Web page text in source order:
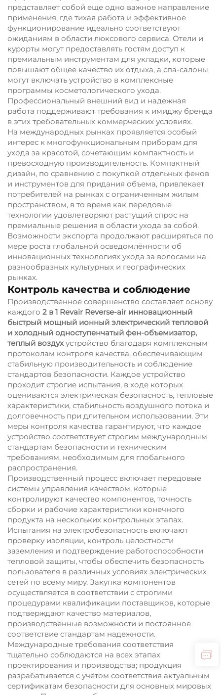
представляет собой еще одно важное направление
применения, где тихая работа и эффективное
функционирование идеально соответствуют
ожиданиям в области люксового сервиса. Отели и
курорты могут предоставлять гостям доступ к
премиальным инструментам для укладки, которые
повышают общее качество их отдыха, а спа-салоны
могут включать устройство в комплексные
программы косметологического ухода.
Профессиональный внешний вид и надежная
работа поддерживают требования к имиджу бренда
в этих требовательных коммерческих условиях.
На международных рынках проявляется особый
интерес к многофункциональным приборам для
ухода за красотой, сочетающим компактность и
превосходную производительность. Компактный
дизайн, по сравнению с покупкой отдельных фенов
и инструментов для придания объема, привлекает
потребителей на рынках с ограниченным жилым
пространством, в то время как передовые
технологии удовлетворяют растущий спрос на
премиальные решения в области ухода за собой.
Возможности экспорта продолжают расширяться по
мере роста глобальной осведомлённости об
инновационных технологиях ухода за волосами на
разнообразных культурных и географических
рынках.
Контроль качества и соблюдение
Производственное совершенство составляет основу
каждого 2 в 1 Revair Reverse-air инновационный
быстрый мощный ионный электрический тепловой
и холодный одноступенчатый фен-объемизатор,
теплый воздух устройство благодаря комплексным
протоколам контроля качества, обеспечивающим
стабильную производительность и соблюдение
стандартов безопасности. Каждое устройство
проходит строгие испытания, в ходе которых
оцениваются электрическая безопасность, тепловые
характеристики, стабильность воздушного потока и
долговечность при длительном использовании. Эти
меры контроля качества гарантируют, что каждое
устройство соответствует строгим международным
стандартам безопасности и техническим
требованиям, необходимым для глобального
распространения.
Производственный процесс включает передовые
системы управления качеством, которые
контролируют качество компонентов, точность
сборки и рабочие характеристики конечного
продукта на нескольких контрольных этапах.
Испытания на электробезопасность включают
проверку изоляции, контроль целостности
заземления и подтверждение работоспособности
тепловой защиты, чтобы обеспечить безопасность
пользователя в различных условиях электрических
сетей по всему миру. Закупка компонентов
осуществляется в соответствии с строгими
процедурами квалификации поставщиков, которые
подтверждают качество материалов,
производственные возможности и постоянное
соответствие стандартам надежности.
Международные требования соответствия
тщательно соблюдаются на всех этапах
проектирования и производства; продукция
разрабатывается с учётом соответствия актуальным
сертификатам безопасности для основных мировых